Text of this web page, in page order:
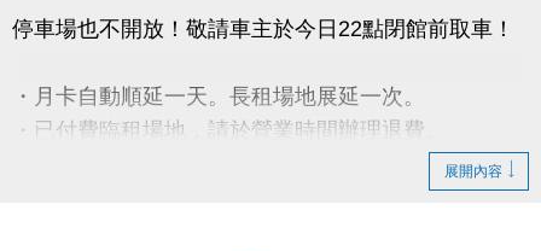
停車場也不開放！敬請車主於今日22點閉館前取車！
・月卡自動順延一天。長租場地展延一次。
・已付費臨租場地，請於營業時間辦理退費。
展開內容